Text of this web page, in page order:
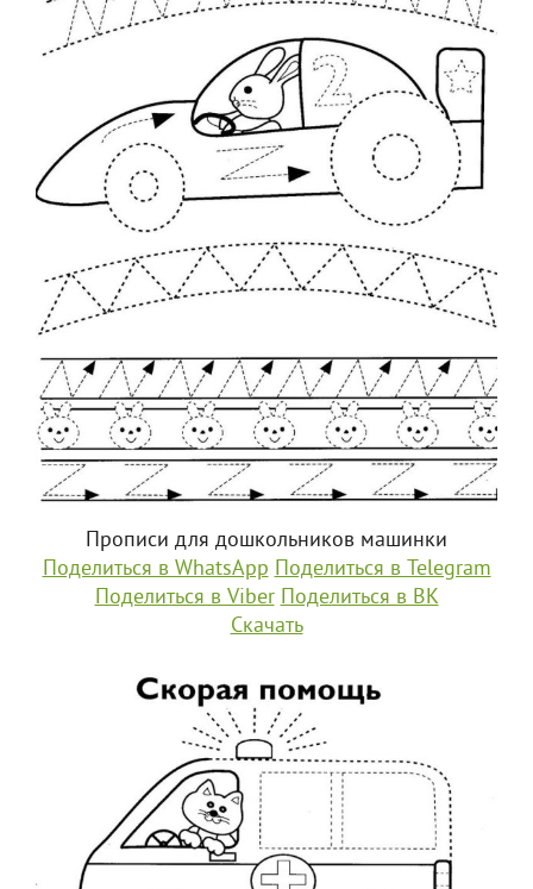
Прописи для дошкольников машинки
Поделиться в WhatsApp Поделиться в Telegram
Поделиться в Viber Поделиться в ВК
Скачать